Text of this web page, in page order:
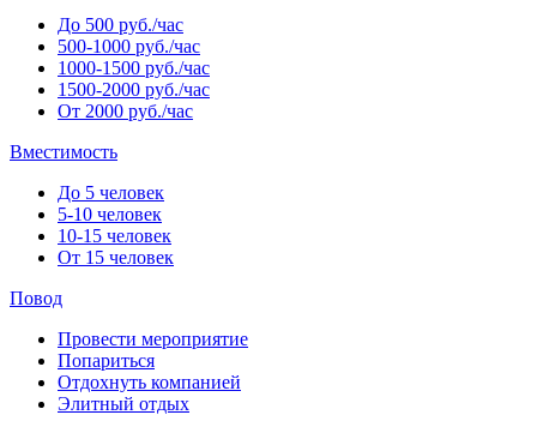
До 500 руб./час
500-1000 руб./час
1000-1500 руб./час
1500-2000 руб./час
От 2000 руб./час
Вместимость
До 5 человек
5-10 человек
10-15 человек
От 15 человек
Повод
Провести мероприятие
Попариться
Отдохнуть компанией
Элитный отдых